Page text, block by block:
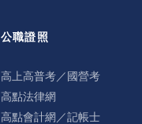
公職證照
高上高普考／國營考
高點法律網
高點會計網／記帳士